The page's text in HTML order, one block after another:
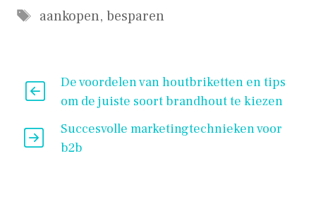
Tags
aankopen, besparen
De voordelen van houtbriketten en tips
om de juiste soort brandhout te kiezen
Succesvolle marketingtechnieken voor
b2b